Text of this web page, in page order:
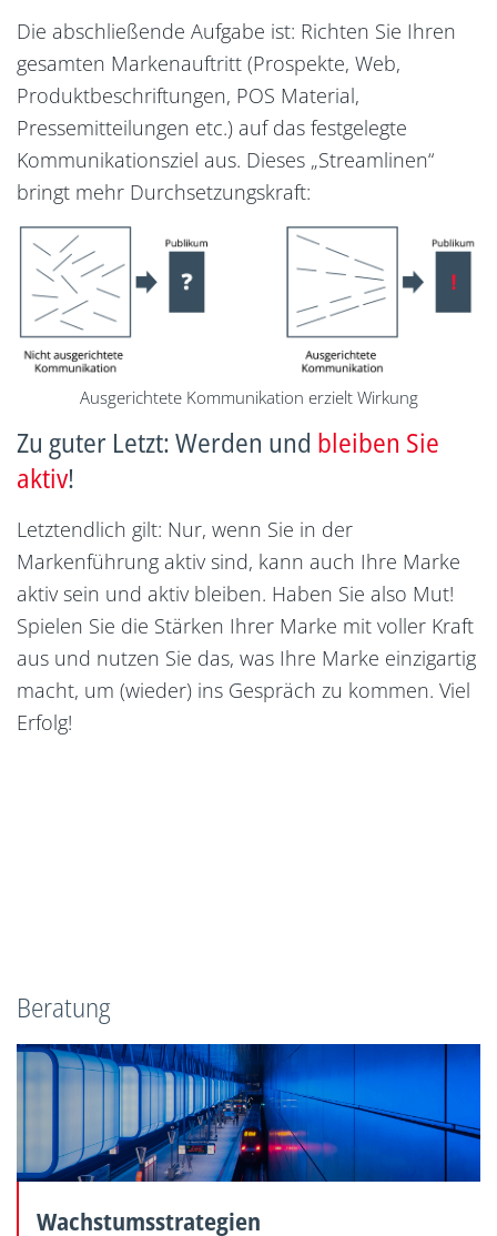
Die abschließende Aufgabe ist: Richten Sie Ihren
gesamten Markenauftritt (Prospekte, Web,
Produktbeschriftungen, POS Material,
Pressemitteilungen etc.) auf das festgelegte
Kommunikationsziel aus. Dieses „Streamlinen“
bringt mehr Durchsetzungskraft:
Ausgerichtete Kommunikation erzielt Wirkung
Zu guter Letzt: Werden und bleiben Sie
aktiv!
Letztendlich gilt: Nur, wenn Sie in der
Markenführung aktiv sind, kann auch Ihre Marke
aktiv sein und aktiv bleiben. Haben Sie also Mut!
Spielen Sie die Stärken Ihrer Marke mit voller Kraft
aus und nutzen Sie das, was Ihre Marke einzigartig
macht, um (wieder) ins Gespräch zu kommen. Viel
Erfolg!
Beratung
Wachstumsstrategien